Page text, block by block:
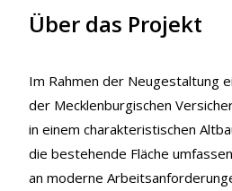
Über das Projekt
Im Rahmen der Neugestaltung
der Mecklenburgischen
in einem charakteristischen
die bestehende Fläche
an moderne